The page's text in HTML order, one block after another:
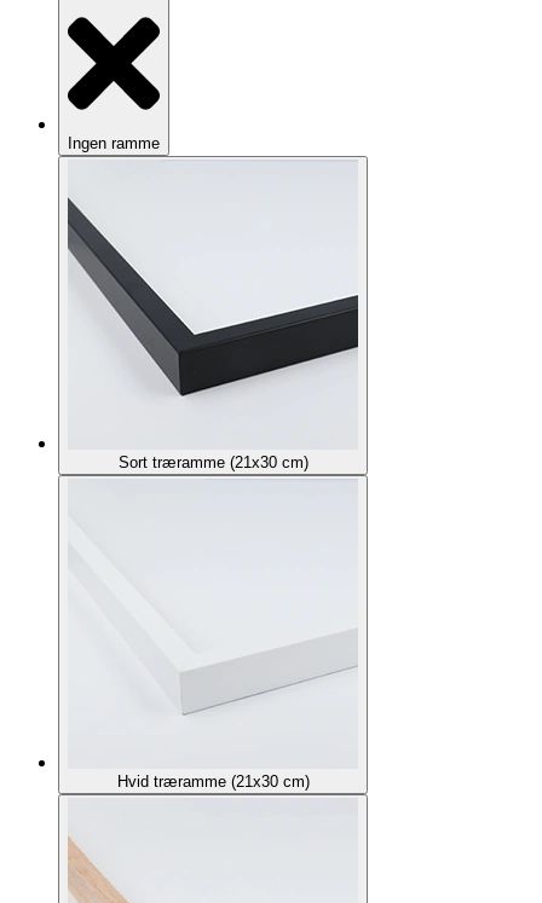
Ingen ramme
Sort træramme (21x30 cm)
Hvid træramme (21x30 cm)